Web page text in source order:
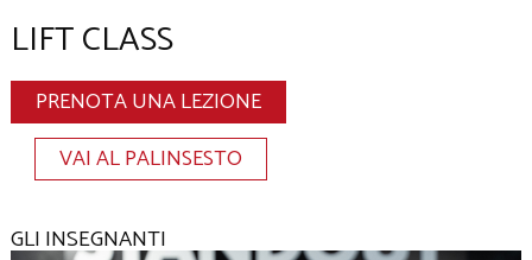
LIFT CLASS
PRENOTA UNA LEZIONE
VAI AL PALINSESTO
GLI INSEGNANTI